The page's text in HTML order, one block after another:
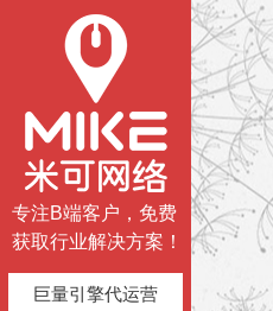
专注B端客户，免费
获取行业解决方案！
巨量引擎代运营